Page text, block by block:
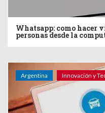
Whatsapp: como hacer
personas desde la
Argentina Innovación y